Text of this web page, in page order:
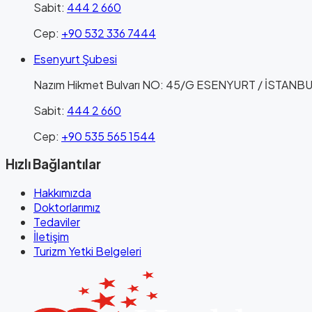
Sabit: 444 2 660
Cep: +90 532 336 7444
Esenyurt Şubesi
Nazım Hikmet Bulvarı NO: 45/G ESENYURT /
Sabit: 444 2 660
Cep: +90 535 565 1544
Hızlı Bağlantılar
Hakkımızda
Doktorlarımız
Tedaviler
İletişim
Turizm Yetki Belgeleri